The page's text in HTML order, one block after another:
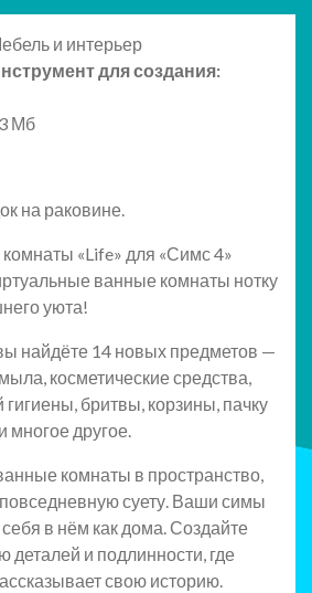
и интерьер
для создания:
Мб
на раковине.
«Life» для «Симс 4»
ванные комнаты нотку
уюта!
найдёте 14 новых предметов —
косметические средства,
бритвы, корзины, пачку
многое другое.
комнаты в пространство,
суету. Ваши симы
себя в нём как дома. Создайте
деталей и подлинности, где
свою историю.